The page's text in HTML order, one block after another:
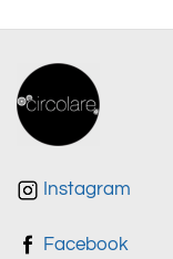
Instagram
Facebook